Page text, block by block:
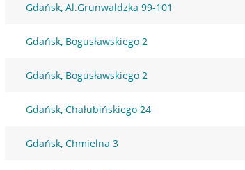
Gdańsk, Al.Grunwaldzka 99-101
Gdańsk, Bogusławskiego 2
Gdańsk, Bogusławskiego 2
Gdańsk, Chałubińskiego 24
Gdańsk, Chmielna 3